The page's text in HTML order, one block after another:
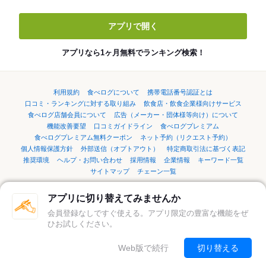
アプリに切り替えてみませんか
会員登録なしですぐ使える。アプリ限定の豊富な機能をぜ
ひお試しください。
Web版で続行 切り替える
アプリで開く
アプリなら1ヶ月無料でランキング検索！
利用規約 食べログについて
携帯電話番号認証とは
口コミ・ランキングに対する取り組み
飲食店・飲食企業様向けサービス
食べログ店舗会員について
広告（メーカー・団体様等向け）について
機能改善要望
口コミガイドライン
食べログプレミアム
食べログプレミアム無料クーポン
ネット予約（リクエスト予約）
個人情報保護方針
外部送信（オプトアウト）
特定商取引法に基づく表記
推奨環境
ヘルプ・お問い合わせ 採用情報 企業情報
キーワード一覧
サイトマップ
チェーン一覧
言語： English 简体中文 繁體中文 한국어